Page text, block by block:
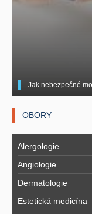
Jak nebezpečné
OBORY
Alergologie
Angiologie
Dermatologie
Estetická medicína